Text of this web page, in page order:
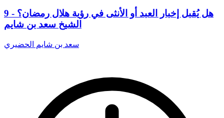
9 - هل يُقبل إخبار العبد أو الأنثى في رؤية هلال رمضان؟
الشيخ سعد بن شايم
سعد بن شايم الحضيري